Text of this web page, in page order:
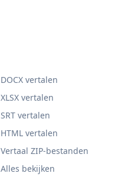
DOCX vertalen
XLSX vertalen
SRT vertalen
HTML vertalen
Vertaal ZIP-bestanden
Alles bekijken